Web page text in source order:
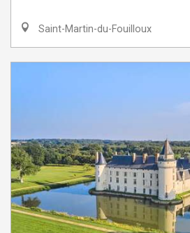
Saint-Martin-du-Fouilloux